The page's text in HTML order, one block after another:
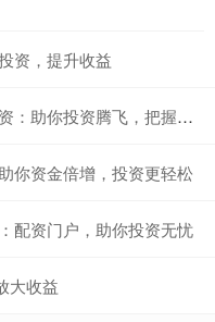
资，提升收益
投资腾飞，把握财富机遇
你资金倍增，投资更轻松
配资门户，助你投资无忧
大收益